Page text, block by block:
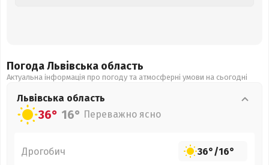
Погода Львівська область
Актуальна інформація про погоду та атмосферні умови на сьогодні
Львівська область
36° 16° Переважно ясно
Дрогобич 36°/16°